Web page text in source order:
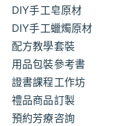
DIY手工皂原材
DIY手工蠟燭原材
配方教學套裝
用品包裝參考書
證書課程工作坊
禮品商品訂製
預約芳療咨詢